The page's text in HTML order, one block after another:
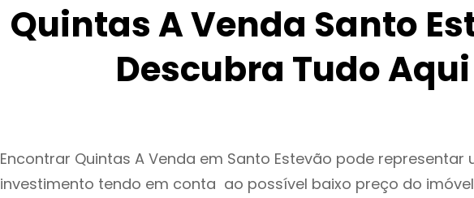
Quintas A Venda Santo
Descubra Tudo Aqui
Encontrar Quintas A Venda em Santo Estevão pode representar
investimento tendo em conta ao possível baixo preço do